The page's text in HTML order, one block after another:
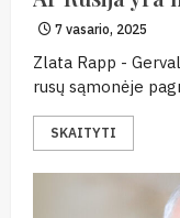
7 vasario, 2025
Zlata Rapp -
rusų sąmonėje
SKAITYTI